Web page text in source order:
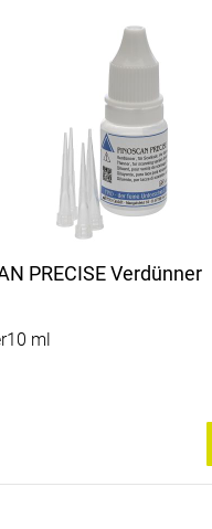
gesundheitlichen
durch feinen
mit
mlrosa
PRECISE Verdünner
ml